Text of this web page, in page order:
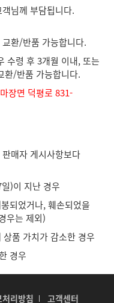
님께 부담됩니다.
환/반품 가능합니다.
수령 후 3개월 이내, 또는
환/반품 가능합니다.
장면 덕평로 831-
매자 게시사항보다
)이 지난 경우
되었거나, 훼손되었을
우는 제외)
품 가치가 감소한 경우
경우
리방침 고객센터